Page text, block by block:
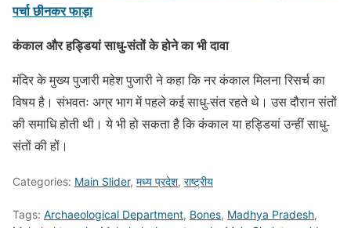
पर्चा छीनकर फाड़ा
कंकालऔरहड्डियां साधु-संतोंके होने का भी दावा
मंदिर के मुख्य पुजारी महेश पुजारी ने कहा कि नर कंकाल मिलना रिसर्च का
विषय है। संभवतः अग्र भाग में पहले कई साधु-संत रहते थे। उस दौरान संतों
की समाधि होती थी। ये भी हो सकता है कि कंकाल या हड्डियां उन्हीं साधु-
संतों की हों।
Categories: Main Slider, मध्य प्रदेश, राष्ट्रीय
Tags: Archaeological Department, Bones, Madhya Pradesh,